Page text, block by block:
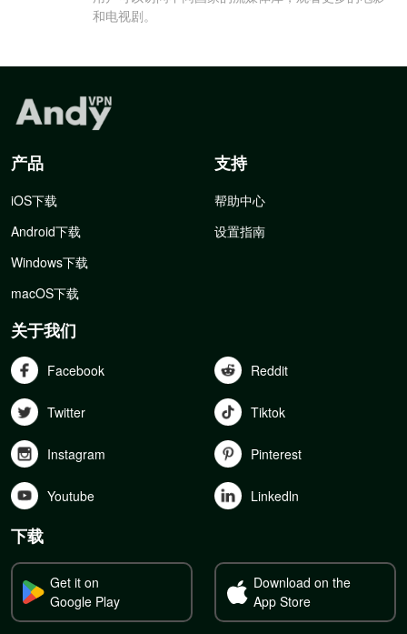
和电视剧。
产品
iOS下载
Android下载
Windows下载
macOS下载
支持
帮助中心
设置指南
关于我们
Facebook Reddit
Twitter Tiktok
Instagram Pinterest
Youtube Linkedln
下载
Get it on
Google Play
Download on the
App Store